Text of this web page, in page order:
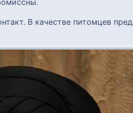
В качестве питомцев